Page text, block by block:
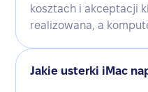
kosztach i akceptacji
realizowana, a
Jakie usterki iMac